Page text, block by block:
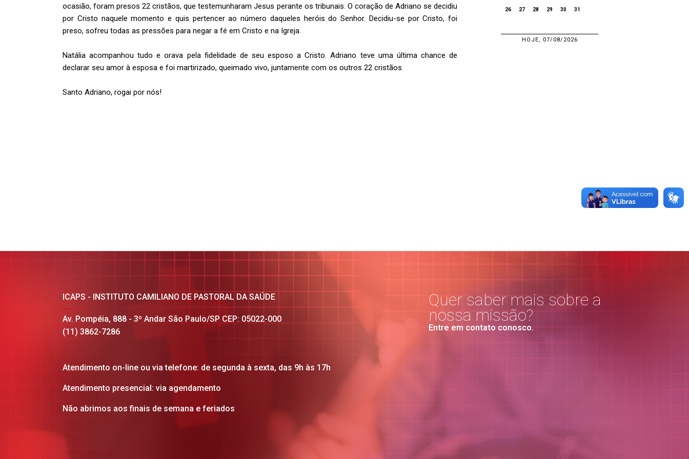
26 27 28 29 30 31
HOJE, 07/08/2026
ocasião, foram presos 22 cristãos, que testemunharam Jesus perante os tribunais. O coração de Adriano se decidiu
por Cristo naquele momento e quis pertencer ao número daqueles heróis do Senhor. Decidiu-se por Cristo, foi
preso, sofreu todas as pressões para negar a fé em Cristo e na Igreja.
Natália acompanhou tudo e orava pela fidelidade de seu esposo a Cristo. Adriano teve uma última chance de
declarar seu amor à esposa e foi martirizado, queimado vivo, juntamente com os outros 22 cristãos.
Santo Adriano, rogai por nós!
ICAPS - INSTITUTO CAMILIANO DE PASTORAL DA SAÚDE
Av. Pompéia, 888 - 3º Andar São Paulo/SP CEP: 05022-000
(11) 3862-7286
Atendimento on-line ou via telefone: de segunda à sexta, das 9h às 17h
Atendimento presencial: via agendamento
Não abrimos aos finais de semana e feriados
Quer saber mais sobre a
nossa missão?
Entre em contato conosco.